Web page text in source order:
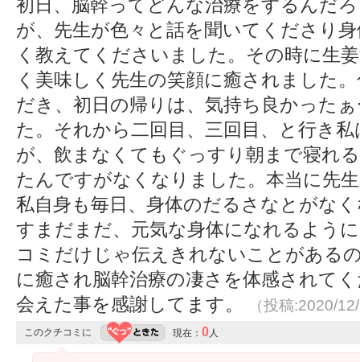
初日、脳幹ってどんな治療をするんだ
が、先生が色々と話を聞いてくださり
く教えてくださいました。その時に生
く美味しく先生の笑顔に癒されました
だき、初日の帰りは、気持ち良かった
た。それから二回目、三回目、と行き
が、飲まなくてもぐっすり朝まで寝れ
たんですがなくなりました。本当に先
私自身も毎日、身体のだるさなとがな
すまだまだ、元気な身体になれるよう
コミだけじゃ伝えきれないことがある
に癒され脳幹治療の凄さを体感されて
会えた事を感謝してます。
（投稿:2020/
このクチコミに 現在： 0人